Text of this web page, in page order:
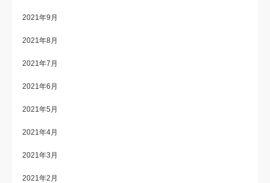
2021年9月
2021年8月
2021年7月
2021年6月
2021年5月
2021年4月
2021年3月
2021年2月